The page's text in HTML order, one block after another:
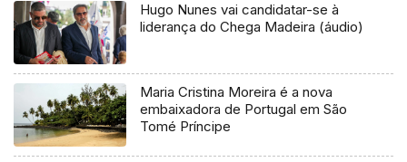
Hugo Nunes vai candidatar-se à
liderança do Chega Madeira (áudio)
Maria Cristina Moreira é a nova
embaixadora de Portugal em São
Tomé Príncipe